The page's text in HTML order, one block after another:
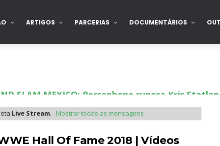
ARTIGOS PARCERIAS DOCUMENTÁRIOS
SLAM MEXICO: Persephone supera Kris
Jericho, Místico e Darby Allin superam The
Live Stream. Mostrar todas as mensagens
Hall Of Fame 2018 | Vídeos